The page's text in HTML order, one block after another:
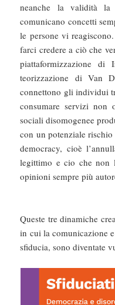
neanche la validità
comunicano concetti
le persone vi
farci credere a ciò che
piattaformizzazione di
teorizzazione di Van
connettono gli individui
consumare servizi non
sociali disomogenee
con un potenziale
democracy, cioè
legittimo e cio che non
opinioni sempre più
Queste tre dinamiche
in cui la comunicazione
sfiducia, sono diventate